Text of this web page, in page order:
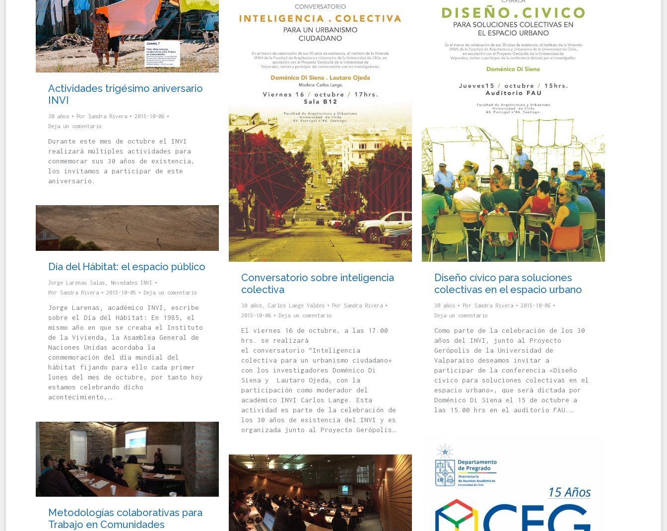
Actividades trigésimo aniversario
INVI
30 años Por Sandra Rivera
2015-10-06
Deja un comentario
Durante este mes de octubre el INVI
realizará múltiples actividades para
conmemorar sus 30 años de existencia,
los invitamos a participar de este
aniversario.
Conversatorio sobre inteligencia
colectiva
30 años Carlos Lange Valdes Por Sandra Rivera
2015-10-06
Deja un comentario
El viernes 16 de octubre, a las 17.00
hrs. se realizará
el conversatorio “Inteligencia
colectiva para un urbanismo ciudadano»
con los investigadores Doménico Di
Siena y Lautaro Ojeda, con la
participación como moderador del
académico INVI Carlos Lange. Esta
actividad es parte de la celebración de
los 30 años de existencia del INVI y es
organizada junto al Proyecto Gerópolis…
Diseño cívico para soluciones
colectivas en el espacio urbano
30 años Por Sandra Rivera
2015-10-06
Deja un comentario
Como parte de la celebración de los 30
años del INVI, junto al Proyecto
Gerópolis de la Universidad de
Valparaíso deseamos invitar a
participar de la conferencia «Diseño
cívico para soluciones colectivas en el
espacio urbano», que será dictada por
Doménico Di Siena el 15 de octubre a
las 15.00 hrs en el auditorio FAU.…
Día del Hábitat: el espacio público
Jorge Larenas Salas
Novedades INVI
Por Sandra Rivera 2015-10-05 Deja un comentario
Jorge Larenas, académico INVI, escribe
sobre el Día del Hábitat: En 1985, el
mismo año en que se creaba el Instituto
de la Vivienda, la Asamblea General de
Naciones Unidas acordaba la
conmemoración del día mundial del
hábitat fijando para ello cada primer
lunes del mes de octubre, por tanto hoy
estamos celebrando dicho
acontecimiento,…
Metodologías colaborativas para
Trabajo en Comunidades